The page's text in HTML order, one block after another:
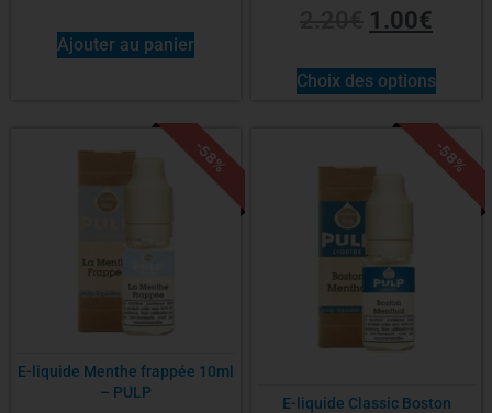
Ajouter au panier
1.00€
Choix des options
-58%
E-liquide Menthe frappée 10ml
– PULP
-58%
E-liquide Classic Boston